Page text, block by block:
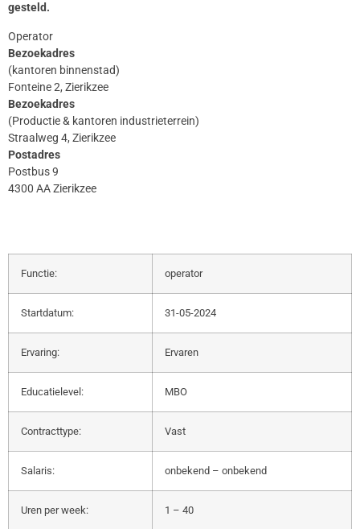
gesteld.
Operator
Bezoekadres
(kantoren binnenstad)
Fonteine 2, Zierikzee
Bezoekadres
(Productie & kantoren industrieterrein)
Straalweg 4, Zierikzee
Postadres
Postbus 9
4300 AA Zierikzee
Functie: operator
Startdatum: 31-05-2024
Ervaring: Ervaren
Educatielevel: MBO
Contracttype: Vast
Salaris: onbekend – onbekend
Uren per week: 1 – 40